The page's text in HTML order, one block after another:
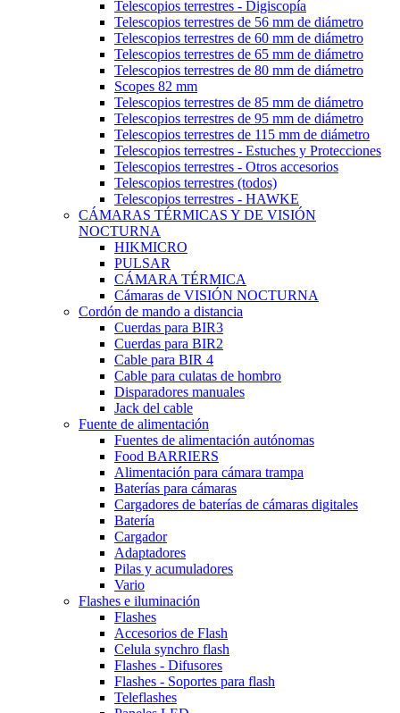
Telescopios terrestres - Digiscopía
Telescopios terrestres de 56 mm de diámetro
Telescopios terrestres de 60 mm de diámetro
Telescopios terrestres de 65 mm de diámetro
Telescopios terrestres de 80 mm de diámetro
Scopes 82 mm
Telescopios terrestres de 85 mm de diámetro
Telescopios terrestres de 95 mm de diámetro
Telescopios terrestres de 115 mm de diámetro
Telescopios terrestres - Estuches y Protecciones
Telescopios terrestres - Otros accesorios
Telescopios terrestres (todos)
Telescopios terrestres - HAWKE
CÁMARAS TÉRMICAS Y DE VISIÓN
NOCTURNA
HIKMICRO
PULSAR
CÁMARA TÉRMICA
Cámaras de VISIÓN NOCTURNA
Cordón de mando a distancia
Cuerdas para BIR3
Cuerdas para BIR2
Cable para BIR 4
Cable para culatas de hombro
Disparadores manuales
Jack del cable
Fuente de alimentación
Fuentes de alimentación autónomas
Food BARRIERS
Alimentación para cámara trampa
Baterías para cámaras
Cargadores de baterías de cámaras digitales
Batería
Cargador
Adaptadores
Pilas y acumuladores
Vario
Flashes e iluminación
Flashes
Accesorios de Flash
Celula synchro flash
Flashes - Difusores
Flashes - Soportes para flash
Teleflashes